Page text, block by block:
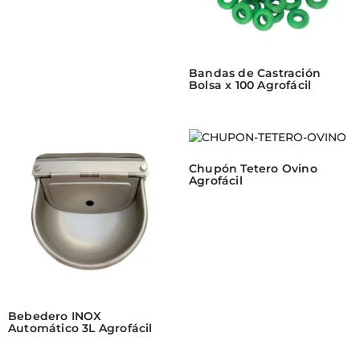
Bandas de Castración
Bolsa x 100 Agrofácil
Bebedero INOX
Automático 3L Agrofácil
Chupón Tetero Ovino
Agrofácil